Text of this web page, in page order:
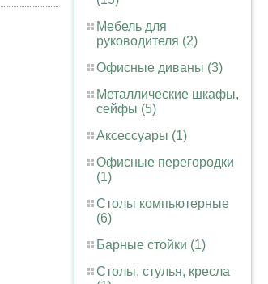
Мебель для
руководителя (2)
Офисные диваны (3)
Металлические шкафы,
сейфы (5)
Аксессуары (1)
Офисные перегородки
(1)
Столы компьютерные
(6)
Барные стойки (1)
Столы, стулья, кресла